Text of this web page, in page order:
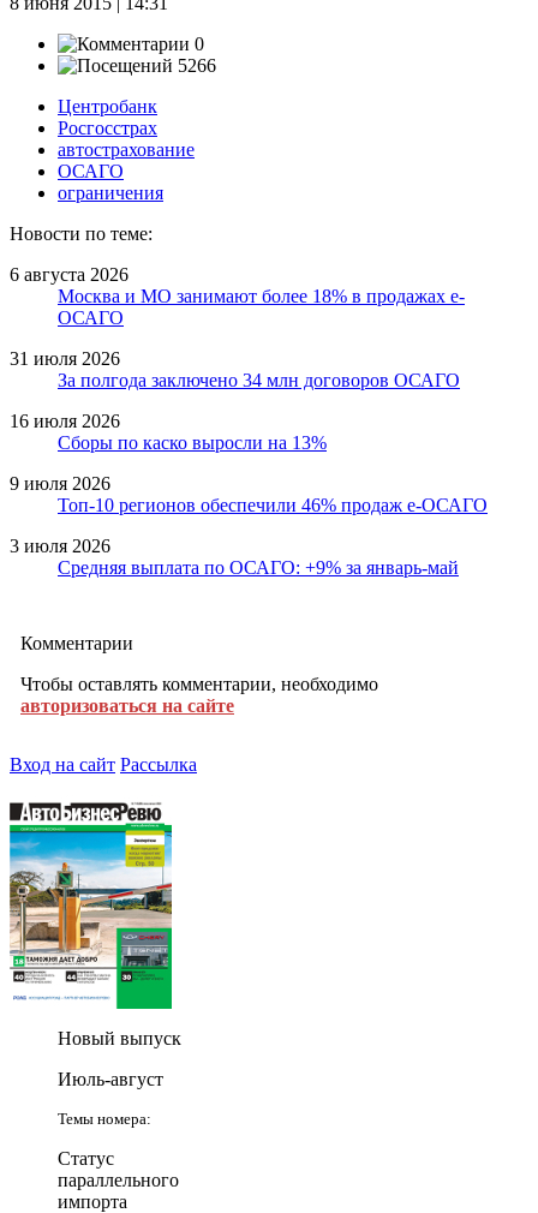
0
5266
Центробанк
Росгосстрах
автострахование
ОСАГО
ограничения
Новости по теме:
6 августа 2026
Москва и МО занимают более 18% в продажах е-
ОСАГО
31 июля 2026
За полгода заключено 34 млн договоров ОСАГО
16 июля 2026
Сборы по каско выросли на 13%
9 июля 2026
Топ-10 регионов обеспечили 46% продаж е-ОСАГО
3 июля 2026
Средняя выплата по ОСАГО: +9% за январь-май
Комментарии
Чтобы оставлять комментарии, необходимо
авторизоваться на сайте
Вход на сайт Рассылка
Новый выпуск
Июль-август
Темы номера:
Статус
параллельного
импорта